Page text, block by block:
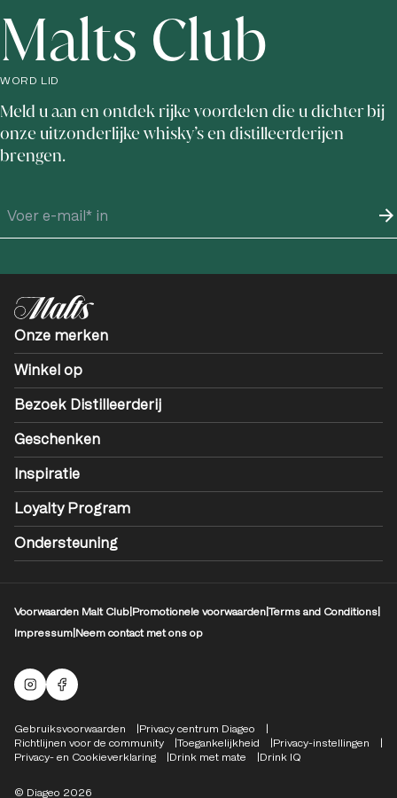
Malts Club
WORD LID
Meld u aan en ontdek rijke voordelen die u dichter bij
onze uitzonderlijke whisky’s en distilleerderijen
brengen.
Onze merken
Winkel op
Bezoek Distilleerderij
Geschenken
Inspiratie
Loyalty Program
Ondersteuning
Voorwaarden Malt Club Promotionele voorwaardenTerms and Conditions
Impressum Neem contact met ons op
Mouten Instagram
Facebook-logo
Compliance Footer
Gebruiksvoorwaarden
Privacy centrum Diageo
Richtlijnen voor de community
Toegankelijkheid
Privacy-instellingen
Privacy- en Cookieverklaring
Drink met mate Drink IQ
© Diageo 2026